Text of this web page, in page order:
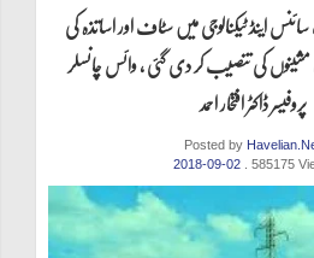
اینڈ ٹیکنالوجی میں سٹاف اور اساتذہ کی
مشینوں کی تنصیب کر دی گئی ، وائس چانسلر
پروفیسر ڈاکٹر افتخار احمد
Posted by
2018-09-02
. 585175